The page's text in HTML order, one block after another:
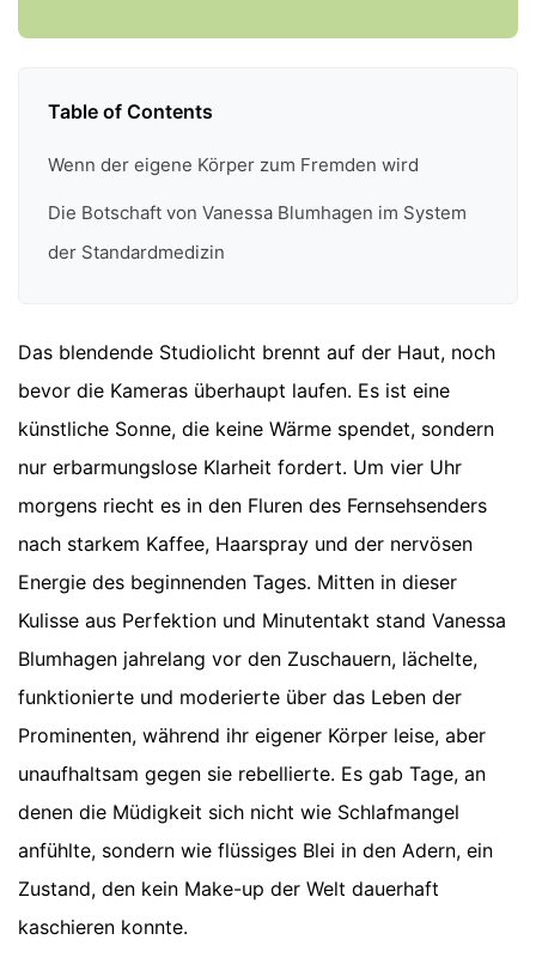
Table of Contents
Wenn der eigene Körper zum Fremden wird
Die Botschaft von Vanessa Blumhagen im System
der Standardmedizin
Das blendende Studiolicht brennt auf der Haut, noch
bevor die Kameras überhaupt laufen. Es ist eine
künstliche Sonne, die keine Wärme spendet, sondern
nur erbarmungslose Klarheit fordert. Um vier Uhr
morgens riecht es in den Fluren des Fernsehsenders
nach starkem Kaffee, Haarspray und der nervösen
Energie des beginnenden Tages. Mitten in dieser
Kulisse aus Perfektion und Minutentakt stand Vanessa
Blumhagen jahrelang vor den Zuschauern, lächelte,
funktionierte und moderierte über das Leben der
Prominenten, während ihr eigener Körper leise, aber
unaufhaltsam gegen sie rebellierte. Es gab Tage, an
denen die Müdigkeit sich nicht wie Schlafmangel
anfühlte, sondern wie flüssiges Blei in den Adern, ein
Zustand, den kein Make-up der Welt dauerhaft
kaschieren konnte.